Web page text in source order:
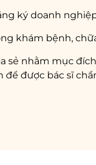
ký doanh
khám bệnh,
sẻ nhằm mục
được bác sĩ